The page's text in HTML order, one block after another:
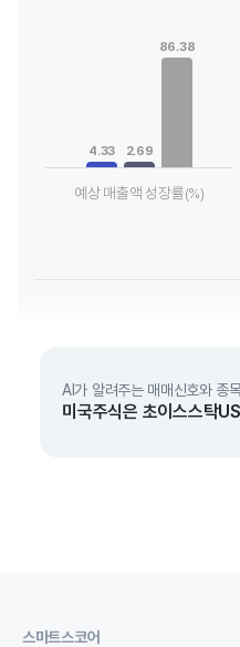
View as data table, Chart
The chart has 1 X axis
The chart has 1 Y axis
4.33 2.69
86.38
예상 매출액 성장률(%)
AI가 알려주는 매매신호와 종
미국주식은 초이스스탁US
스마트스코어